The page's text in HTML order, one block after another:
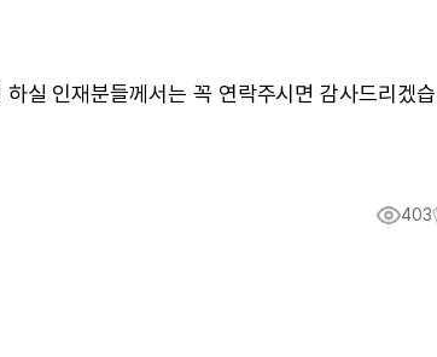
실 인재분들께서는 꼭 연락주시면 감사드리겠
403